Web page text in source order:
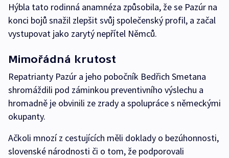
Hýbla tato rodinná anamnéza způsobila, že se Pazúr na
konci bojů snažil zlepšit svůj společenský profil, a začal
vystupovat jako zarytý nepřítel Němců.
Mimořádná krutost
Repatrianty Pazúr a jeho pobočník Bedřich Smetana
shromáždili pod záminkou preventivního výslechu a
hromadně je obvinili ze zrady a spolupráce s německými
okupanty.
Ačkoli mnozí z cestujících měli doklady o bezúhonnosti,
slovenské národnosti či o tom, že podporovali